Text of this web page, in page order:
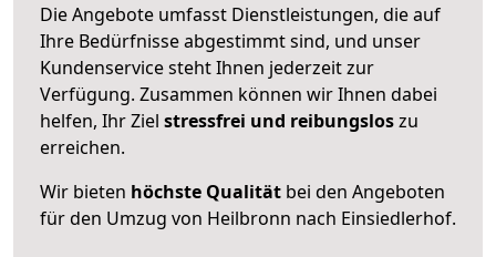
Die Angebote umfasst Dienstleistungen, die auf
Ihre Bedürfnisse abgestimmt sind, und unser
Kundenservice steht Ihnen jederzeit zur
Verfügung. Zusammen können wir Ihnen dabei
helfen, Ihr Ziel stressfrei und reibungsloszu
erreichen.
Wir bieten höchste Qualität bei den Angeboten
für den Umzug von Heilbronn nach Einsiedlerhof.